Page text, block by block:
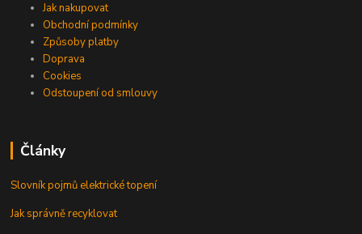
Jak nakupovat
Obchodní podmínky
Způsoby platby
Doprava
Cookies
Odstoupení od smlouvy
Články
Slovník pojmů elektrické topení
Jak správně recyklovat